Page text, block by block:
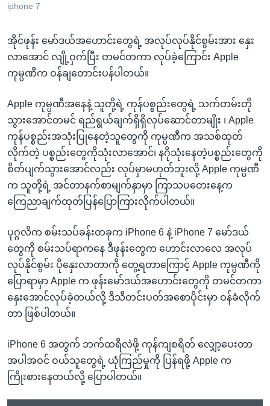
ကြည့်
ရှာဖွေ
ရန်
နေရာ
ကျော်
ရန်
ဘာသာစကားများ
iphone 7
အိုင်ဖုန်း မော်ဒယ်အဟောင်းတွေရဲ့ အလုပ်လုပ်နိုင်စွမ်းအား နှေး
လာအောင် လျို့ဝှက်ပြီး တမင်တကာ လုပ်ခဲ့ကြောင်း Apple
ကုမ္ပဏီက ဝန်ချတောင်းပန်ပါတယ်။
Apple ကုမ္ပဏီအနေနဲ့ သူတို့ရဲ့ ကုန်ပစ္စည်းတွေရဲ့ သက်တမ်းတို
သွားအောင်တမင် ရည်ရွယ်ချက်ရှိရှိလုပ်ဆောင်တာမျိုး ၊ Apple
ကုန်ပစ္စည်းအသုံးပြုနေတဲ့သူတွေကို ကုမ္ပဏီက အသစ်ထုတ်
လိုက်တဲ့ ပစ္စည်းတွေကိုသုံးလာအောင်၊ နဂိုသုံးနေတဲ့ပစ္စည်းတွေကို
စိတ်ပျက်သွားအောင်လည်း လုပ်မှာမဟုတ်ဘူးလို့ Apple ကုမ္ပဏီ
က သူတို့ရဲ့ အင်တာနက်စာမျက်နှာမှာ ကြာသပတေးနေ့က
ကြေညာချက်ထုတ်ပြန်ပြောကြားလိုက်ပါတယ်။
ပုဂ္ဂလိက စမ်းသပ်ခန်းတခုက iPhone 6 နဲ့ iPhone 7 မော်ဒယ်
တွေကို စမ်းသပ်ရာကနေ ဒီဖုန်းတွေက ဟောင်းလာလေ အလုပ်
လုပ်နိုင်စွမ်း ပိုနှေးလာတာကို တွေ့ရတာကြောင့် Apple ကုမ္ပဏီကို
ပြောရာမှာ Apple က ဖုန်းမော်ဒယ်အဟောင်းတွေကို တမင်တကာ
နှေးအောင်လုပ်ခဲ့တယ်လို့ ဒီသီတင်းပတ်အစောပိုင်းမှာ ဝန်ခံလိုက်
တာ ဖြစ်ပါတယ်။
iPhone 6 အတွက် ဘက်ထရီလဲဖို့ ကုန်ကျစရိတ် လျှော့ပေးတာ
အပါအဝင် ဝယ်သူတွေရဲ့ ယုံကြည်မှုကို ပြန်ရဖို့ Apple က
ကြိုးစားနေတယ်လို့ ပြောပါတယ်။